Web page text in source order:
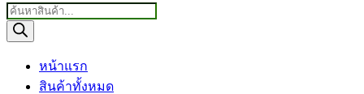
Products
search
หน้าแรก
สินค้าทั้งหมด